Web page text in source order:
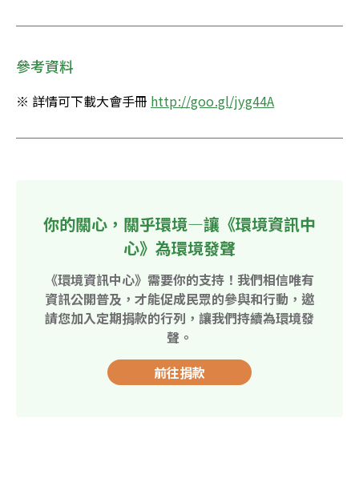
參考資料
※ 詳情可下載大會手冊 http://goo.gl/jyg44A
你的關心，關乎環境—讓《環境資訊中
心》為環境發聲
《環境資訊中心》需要你的支持！我們相信唯有
資訊公開普及，才能促成民眾的參與和行動，邀
請您加入定期捐款的行列，讓我們持續為環境發
聲。
前往捐款